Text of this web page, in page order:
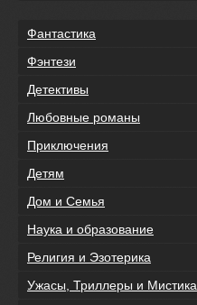
Фантастика
Фэнтези
Детективы
Любовные романы
Приключения
Детям
Дом и Семья
Наука и образование
Религия и Эзотерика
Ужасы, Триллеры и Мистика